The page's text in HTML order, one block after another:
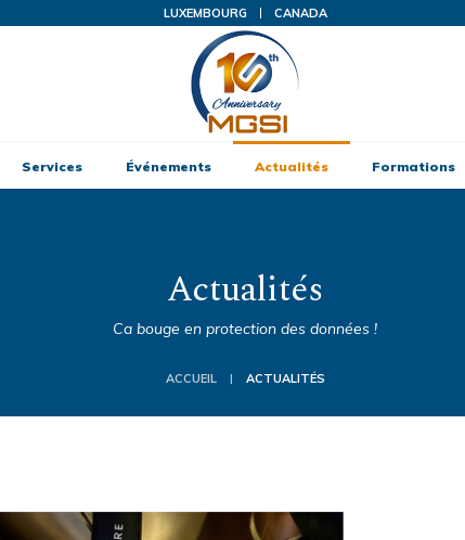
LUXEMBOURG CANADA
Services Événements Actualités Formations
Actualités
Ca bouge en protection des données !
ACCUEIL | ACTUALITÉS